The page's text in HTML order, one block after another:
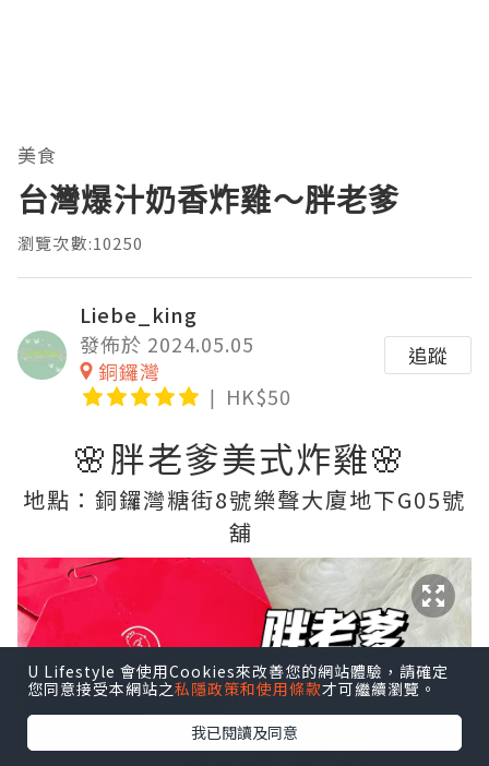
美食
台灣爆汁奶香炸雞～胖老爹
瀏覽次數:10250
Liebe_king
發佈於 2024.05.05
銅鑼灣
HK$50
追蹤
🌸胖老爹美式炸雞🌸
地點：銅鑼灣糖街8號樂聲大廈地下G05號
舖
U Lifestyle 會使用Cookies來改善您的網站體驗，請確定
您同意接受本網站之私隱政策和使用條款才可繼續瀏覽。
我已閱讀及同意